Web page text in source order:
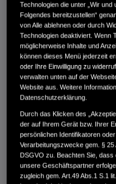
MWST. NICHT AUSWEISBAR
3.900 €
Außenfarbe
Kilometerstand
Kraftstoffart
Getriebe
Türen
Leistung
Technologien die unter „Wir
Folgendes bereitzustellen“
von Alle ablehnen oder durch
Technologien deaktiviert. Wenn
möglicherweise Inhalte und
können dieses Menü jederzeit
oder Ihre Einwilligung zu
verwalten unten auf der
Website aus. Weitere
Datenschutzerklärung.
Durch das Klicken des
der auf Ihrem Gerät bzw. Ihrer
persönlichen Identifikatoren
Verarbeitungszwecke gem. §
DSGVO zu. Beachten Sie, dass
unsere Geschäftspartner
zugleich gem. Art.49 Abs.1 S.1